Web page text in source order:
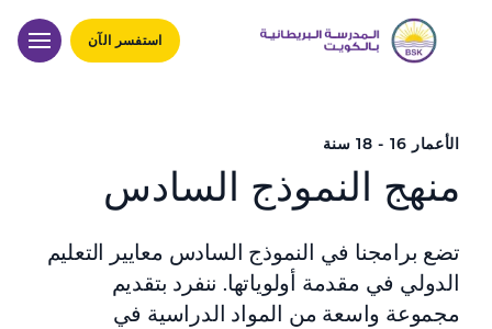
استفسر الآن
الأعمار 16 - 18 سنة
منهج النموذج السادس
تضع برامجنا في النموذج السادس معايير التعليم
الدولي في مقدمة أولوياتها. ننفرد بتقديم
مجموعة واسعة من المواد الدراسية في